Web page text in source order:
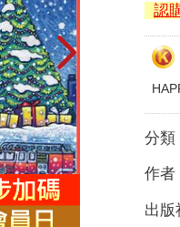
認
分類
作者
出版